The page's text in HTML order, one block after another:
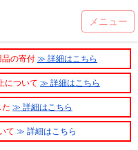
品の寄付 ≫ 詳細はこちら
について ≫ 詳細はこちら
≫ 詳細はこちら
て ≫ 詳細はこちら